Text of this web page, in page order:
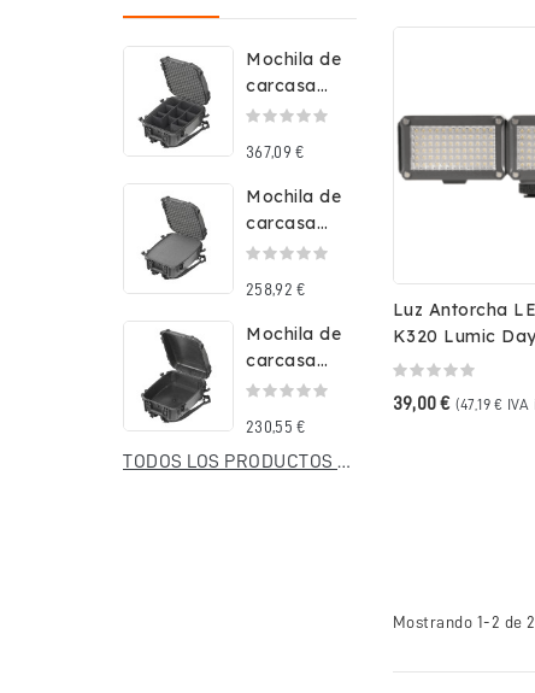
Mochila de
carcasa
rígida
con...
367,09 €
Mochila de
carcasa
rígida
con...
258,92 €
Mochila de
carcasa
rígida
Stark...
230,55 €
TODOS LOS PRODUCTOS NUEVOS
Luz Antorcha
K320 Lumic
11814200
39,00 € (47,19 €
Mostrando 1-2 de